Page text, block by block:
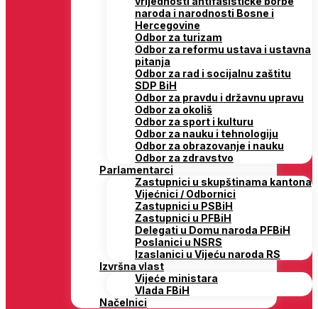
naroda i narodnosti Bosne i
Hercegovine
Odbor za turizam
Odbor za reformu ustava i ustavna
pitanja
Odbor za rad i socijalnu zaštitu
SDP BiH
Odbor za pravdu i državnu upravu
Odbor za okoliš
Odbor za sport i kulturu
Odbor za nauku i tehnologiju
Odbor za obrazovanje i nauku
Odbor za zdravstvo
Parlamentarci
Zastupnici u skupštinama kantona
Vijećnici / Odbornici
Zastupnici u PSBiH
Zastupnici u PFBiH
Delegati u Domu naroda PFBiH
Poslanici u NSRS
Izaslanici u Vijeću naroda RS
Izvršna vlast
Vijeće ministara
Vlada FBiH
Načelnici